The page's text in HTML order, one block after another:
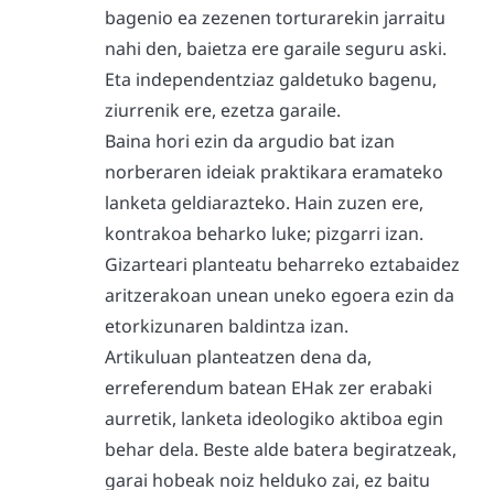
bagenio ea zezenen torturarekin jarraitu
nahi den, baietza ere garaile seguru aski.
Eta independentziaz galdetuko bagenu,
ziurrenik ere, ezetza garaile.
Baina hori ezin da argudio bat izan
norberaren ideiak praktikara eramateko
lanketa geldiarazteko. Hain zuzen ere,
kontrakoa beharko luke; pizgarri izan.
Gizarteari planteatu beharreko eztabaidez
aritzerakoan unean uneko egoera ezin da
etorkizunaren baldintza izan.
Artikuluan planteatzen dena da,
erreferendum batean EHak zer erabaki
aurretik, lanketa ideologiko aktiboa egin
behar dela. Beste alde batera begiratzeak,
garai hobeak noiz helduko zai, ez baitu